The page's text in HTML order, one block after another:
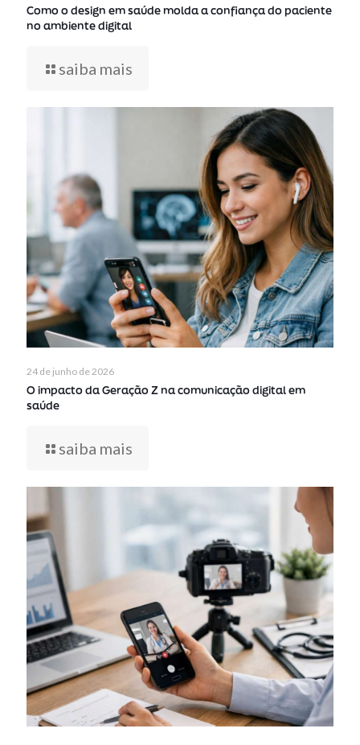
Como o design em saúde molda a confiança do paciente
no ambiente digital
saiba mais
24 de junho de 2026
O impacto da Geração Z na comunicação digital em
saúde
saiba mais